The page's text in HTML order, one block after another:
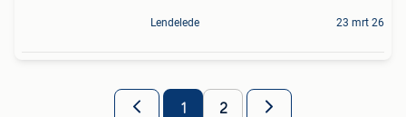
Lendelede 23 mrt 26
1 2